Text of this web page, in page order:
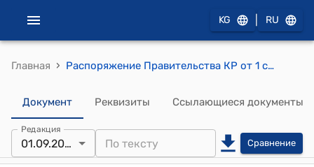
KG RU
Главная › Распоряжение Правительства КР от 1 сентября 2011 года № 381-р (Об одобрении проекта Соглашения между Правительством Российской Федерации и Содружеством Независимых Государств об условиях пребывания Координационной службы Совета командующих Пограничными войсками на территории Российской Федерации)
Документ Реквизиты Ссылающиеся документы
Редакция
01.09.2011 Сравнение